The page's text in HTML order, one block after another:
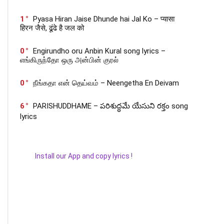
1
Pyasa Hiran Jaise Dhunde hai Jal Ko – प्यासा
हिरन जैसे, ढूंढे है जल को
0
Engirundho oru Anbin Kural song lyrics –
எங்கிருந்தோ ஒரு அன்பின் குரல்
0 நீங்கதா என் தெய்வம் – Neengetha En Deivam
6
PARISHUDDHAME – పరిశుద్ధమే యేసుని రక్తం song
lyrics
Install our App and copy lyrics !